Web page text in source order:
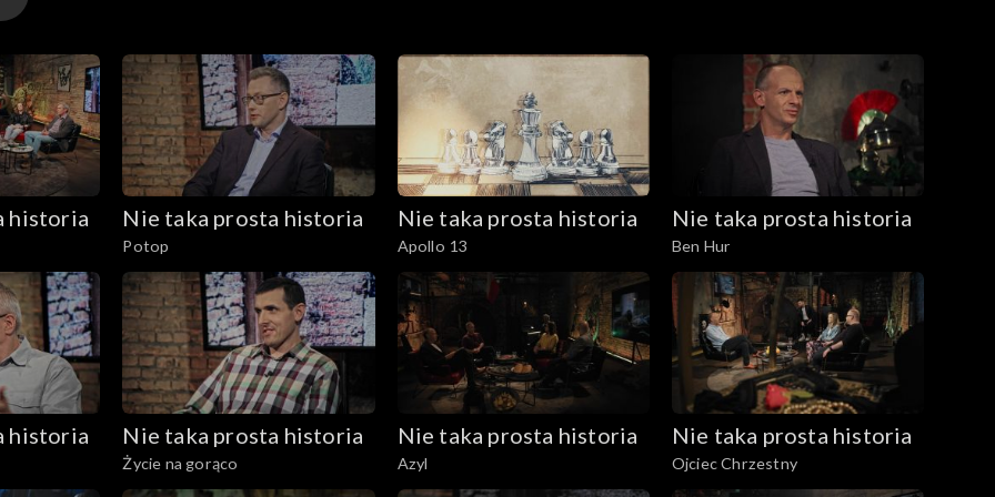
historia Nie taka prosta historia
Potop
Nie taka prosta historia
Apollo 13
Nie taka prosta historia
Ben Hur
historia Nie taka prosta historia
Życie na gorąco
Nie taka prosta historia
Azyl
Nie taka prosta historia
Ojciec Chrzestny